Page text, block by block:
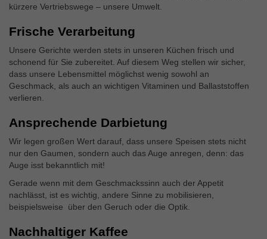
kürzere Vertriebswege – unsere Umwelt.
Frische Verarbeitung
Unsere Gerichte werden stets in unseren Küchen frisch und
schonend für Sie zubereitet. Auf diesem Weg stellen wir sicher,
dass unsere Lebensmittel möglichst wenig sowohl an
Geschmack, als auch an wichtigen Vitaminen und Ballaststoffen
verlieren.
Ansprechende Darbietung
Wir legen großen Wert darauf, dass unsere Speisen stets nicht
nur den Gaumen, sondern auch das Auge anregen, denn: das
Auge isst bekanntlich mit!
Gerade wenn mit dem Geschmackssinn auch der Appetit
nachlässt, ist es wichtig, andere Sinne zu mobilisieren,
beispielsweise über den Geruch oder die Optik.
Nachhaltiger Kaffee